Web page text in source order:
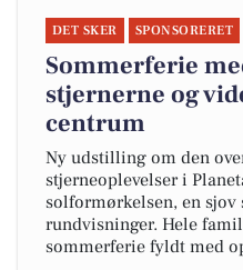
DET SKER SPONSORERET
Sommerferie
stjernerne og
centrum
Ny udstilling om den
stjerneoplevelser i
solformørkelsen, en
rundvisninger. Hele
sommerferie fyldt med